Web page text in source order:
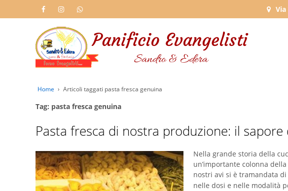
Via
Home › Articoli taggati pasta fresca genuina
Tag: pasta fresca genuina
Pasta fresca di nostra produzione: il
Nella grande storia della
un’importante colonna
nostri avi si è tramandata
nelle dosi e nelle modalità